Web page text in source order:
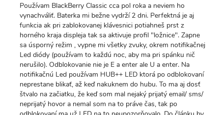
Používam BlackBerry Classic cca pol roka a neviem ho
vynachváliť. Baterka mi bežne vydrží 2 dni. Perfektná je aj
funkcia ak pri zablokovanej klávesnici potiahneš prst z
horného kraja displeja tak sa aktivuje profil "ložnice". Zapne
sa úsporný režim , vypne mi všetky zvuky, okrem notifikačnej
Led diódy (používam to každú noc, aby ma pri spánku nič
nerušilo). Odblokovanie nie je E a enter ale U a enter. Na
notifikačnú Led používam HUB++ LED ktorá po odblokovaní
neprestane blikať, až keď nakuknem do hubu. To ma aj dosť
štvalo na začiatku, že keď som mal nejaký prijatý email/ sms/
neprijatý hovor a nemal som na to práve čas, tak po